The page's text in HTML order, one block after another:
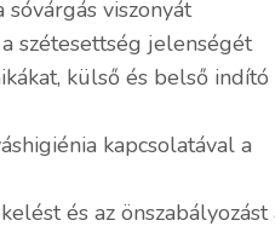
viszonyát
szétesettség jelenségét
külső és belső indító
kapcsolatával a
és az önszabályozást